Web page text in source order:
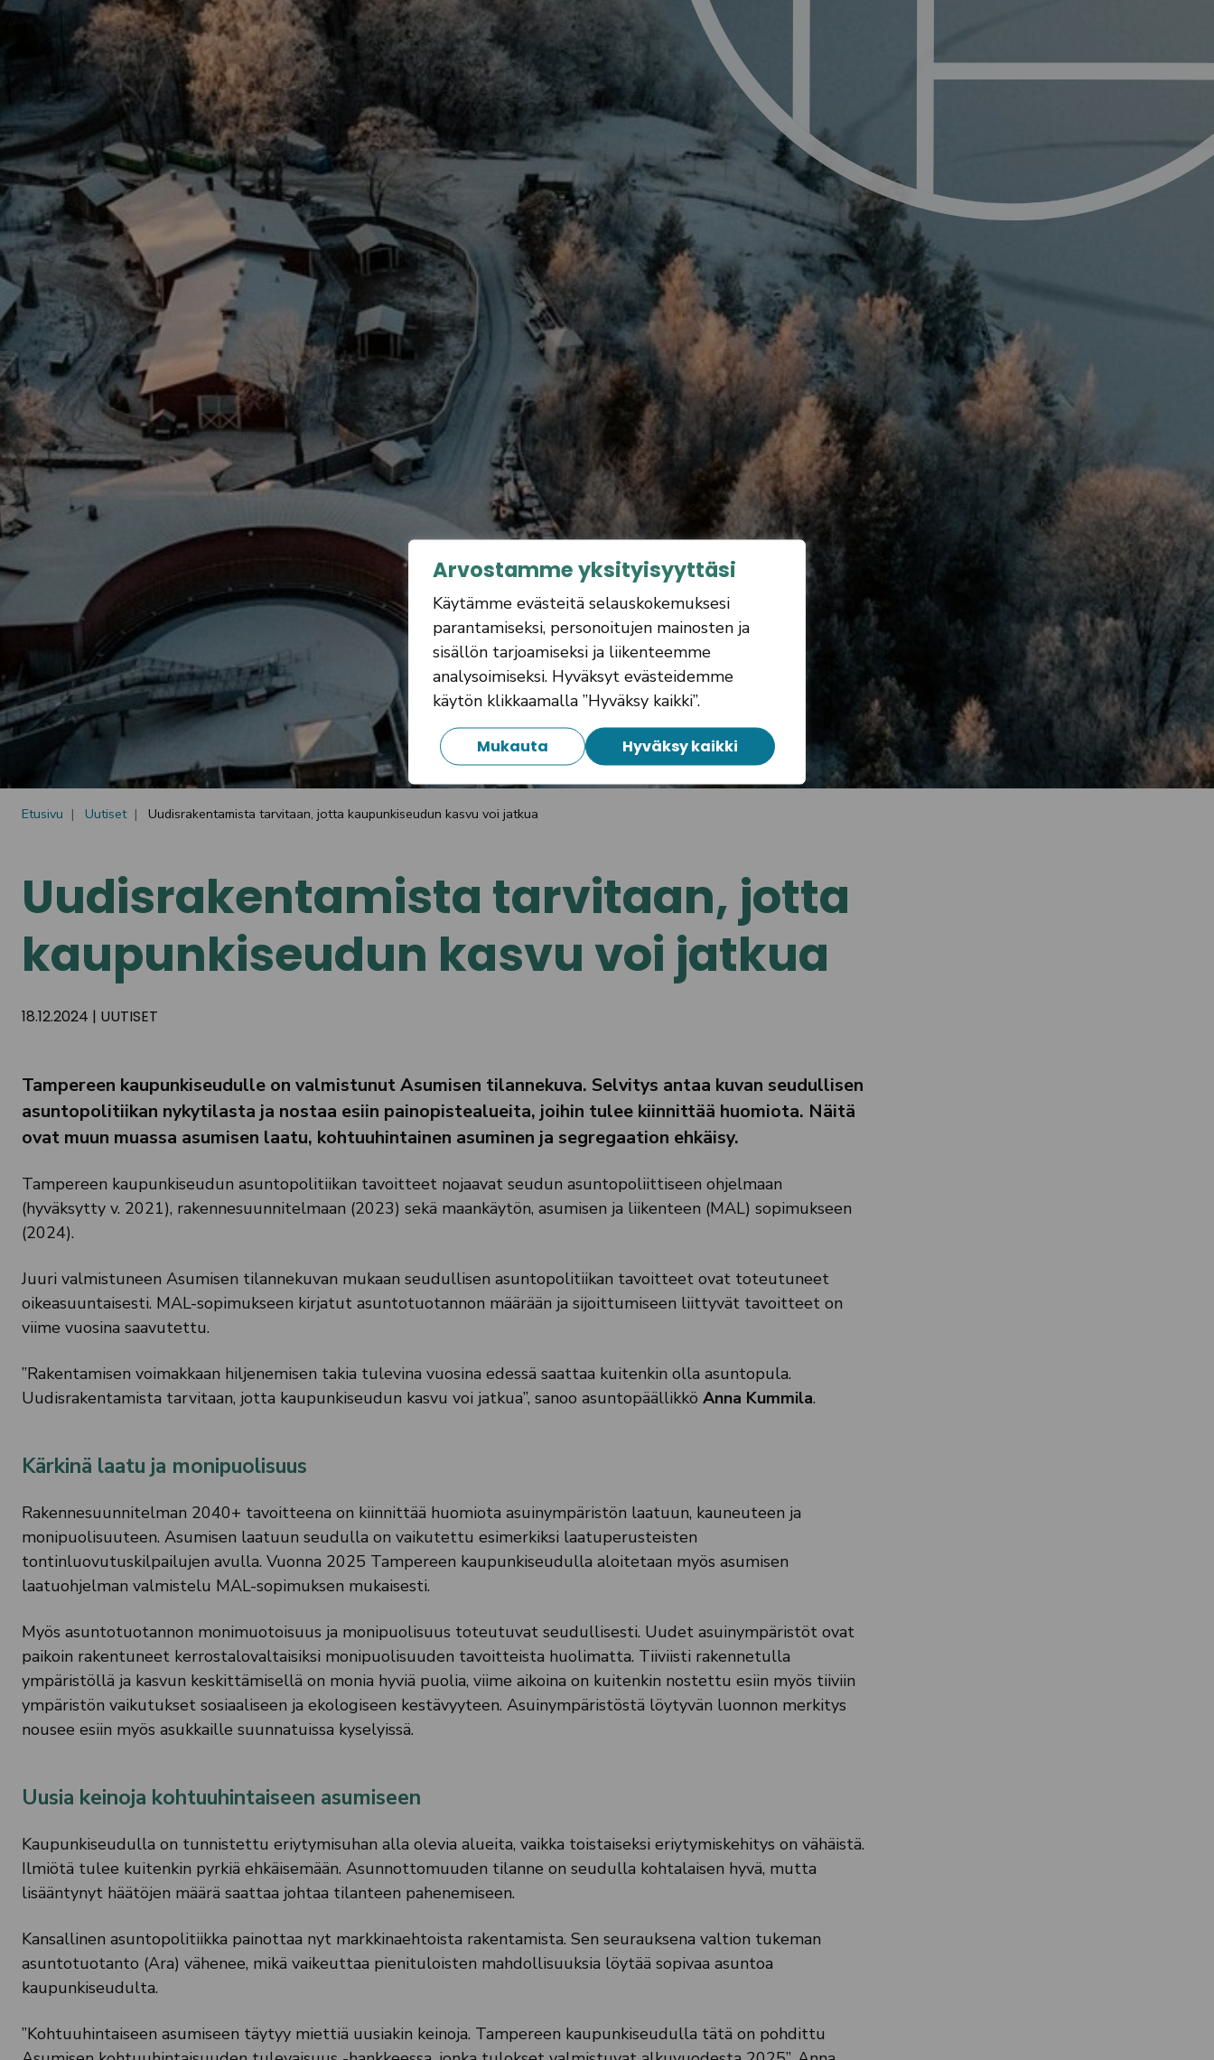
Arvostamme yksityisyyttäsi
Käytämme evästeitä selauskokemuksesi
parantamiseksi, personoitujen mainosten ja
sisällön tarjoamiseksi ja liikenteemme
analysoimiseksi. Hyväksyt evästeidemme
käytön klikkaamalla ”Hyväksy kaikki”.
Mukauta Hyväksy kaikki
Etusivu Uutiset Uudisrakentamista tarvitaan, jotta kaupunkiseudun kasvu voi jatkua
Uudisrakentamista tarvitaan, jotta
kaupunkiseudun kasvu voi jatkua
18.12.2024 | UUTISET
Tampereen kaupunkiseudulle on valmistunut Asumisen tilannekuva. Selvitys antaa kuvan seudullisen
asuntopolitiikan nykytilasta ja nostaa esiin painopistealueita, joihin tulee kiinnittää huomiota. Näitä
ovat muun muassa asumisen laatu, kohtuuhintainen asuminen ja segregaation ehkäisy.
Tampereen kaupunkiseudun asuntopolitiikan tavoitteet nojaavat seudun asuntopoliittiseen ohjelmaan
(hyväksytty v. 2021), rakennesuunnitelmaan (2023) sekä maankäytön, asumisen ja liikenteen (MAL) sopimukseen
(2024).
Juuri valmistuneen Asumisen tilannekuvan mukaan seudullisen asuntopolitiikan tavoitteet ovat toteutuneet
oikeasuuntaisesti. MAL-sopimukseen kirjatut asuntotuotannon määrään ja sijoittumiseen liittyvät tavoitteet on
viime vuosina saavutettu.
”Rakentamisen voimakkaan hiljenemisen takia tulevina vuosina edessä saattaa kuitenkin olla asuntopula.
Uudisrakentamista tarvitaan, jotta kaupunkiseudun kasvu voi jatkua”, sanoo asuntopäällikkö Anna Kummila.
Kärkinä laatu ja monipuolisuus
Rakennesuunnitelman 2040+ tavoitteena on kiinnittää huomiota asuinympäristön laatuun, kauneuteen ja
monipuolisuuteen. Asumisen laatuun seudulla on vaikutettu esimerkiksi laatuperusteisten
tontinluovutuskilpailujen avulla. Vuonna 2025 Tampereen kaupunkiseudulla aloitetaan myös asumisen
laatuohjelman valmistelu MAL-sopimuksen mukaisesti.
Myös asuntotuotannon monimuotoisuus ja monipuolisuus toteutuvat seudullisesti. Uudet asuinympäristöt ovat
paikoin rakentuneet kerrostalovaltaisiksi monipuolisuuden tavoitteista huolimatta. Tiiviisti rakennetulla
ympäristöllä ja kasvun keskittämisellä on monia hyviä puolia, viime aikoina on kuitenkin nostettu esiin myös tiiviin
ympäristön vaikutukset sosiaaliseen ja ekologiseen kestävyyteen. Asuinympäristöstä löytyvän luonnon merkitys
nousee esiin myös asukkaille suunnatuissa kyselyissä.
Uusia keinoja kohtuuhintaiseen asumiseen
Kaupunkiseudulla on tunnistettu eriytymisuhan alla olevia alueita, vaikka toistaiseksi eriytymiskehitys on vähäistä.
Ilmiötä tulee kuitenkin pyrkiä ehkäisemään. Asunnottomuuden tilanne on seudulla kohtalaisen hyvä, mutta
lisääntynyt häätöjen määrä saattaa johtaa tilanteen pahenemiseen.
Kansallinen asuntopolitiikka painottaa nyt markkinaehtoista rakentamista. Sen seurauksena valtion tukeman
asuntotuotanto (Ara) vähenee, mikä vaikeuttaa pienituloisten mahdollisuuksia löytää sopivaa asuntoa
kaupunkiseudulta.
”Kohtuuhintaiseen asumiseen täytyy miettiä uusiakin keinoja. Tampereen kaupunkiseudulla tätä on pohdittu